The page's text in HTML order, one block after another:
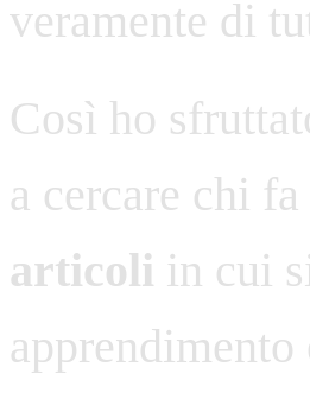
veramente di
Così ho
a cercare chi
articoli in cui